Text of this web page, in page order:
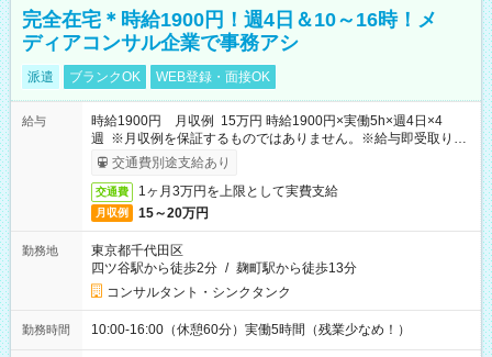
完全在宅＊時給1900円！週4日＆10～16時！メ
ディアコンサル企業で事務アシ
派遣 ブランクOK WEB登録・面接OK
給与
時給1900円 月収例 15万円 時給1900円×実働5h×週4日×4
週 ※月収例を保証するものではありません。※給与即受取りサ
ービス利用可（利用条件有）
交通費別途支給あり
交通費 1ヶ月3万円を上限として実費支給
月収例 15～20万円
勤務地
東京都千代田区
四ツ谷駅から徒歩2分 / 麹町駅から徒歩13分
コンサルタント・シンクタンク
勤務時間 10:00-16:00（休憩60分）実働5時間（残業少なめ！）